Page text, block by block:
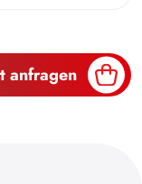
anfragen